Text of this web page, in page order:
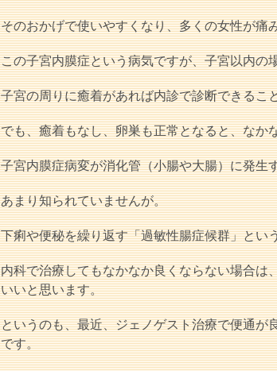
そのおかげで使いやすくなり、多くの女性が痛
この子宮内膜症という病気ですが、子宮以内の
子宮の周りに癒着があれば内診で診断できるこ
でも、癒着もなし、卵巣も正常となると、なか
子宮内膜症病変が消化管（小腸や大腸）に発生
あまり知られていませんが。
下痢や便秘を繰り返す「過敏性腸症候群」とい
内科で治療してもなかなか良くならない場合は
いいと思います。
というのも、最近、ジェノゲスト治療で便通が
です。